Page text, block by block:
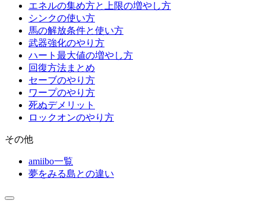
エネルの集め方と上限の増やし方
シンクの使い方
馬の解放条件と使い方
武器強化のやり方
ハート最大値の増やし方
回復方法まとめ
セーブのやり方
ワープのやり方
死ぬデメリット
ロックオンのやり方
その他
amiibo一覧
夢をみる島との違い